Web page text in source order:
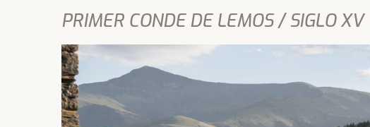
PRIMER CONDE DE LEMOS / SIGLO XV